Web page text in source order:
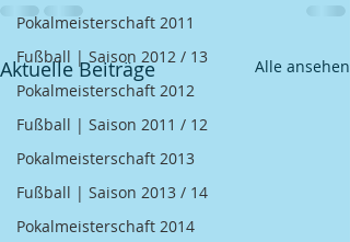
Pokalmeisterschaft 2011
Fußball | Saison 2012 / 13
Pokalmeisterschaft 2012
Fußball | Saison 2011 / 12
Pokalmeisterschaft 2013
Fußball | Saison 2013 / 14
Pokalmeisterschaft 2014
Aktuelle Beiträge Alle ansehen